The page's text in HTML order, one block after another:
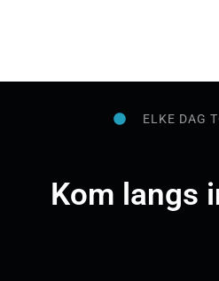
ELKE DAG
Kom langs